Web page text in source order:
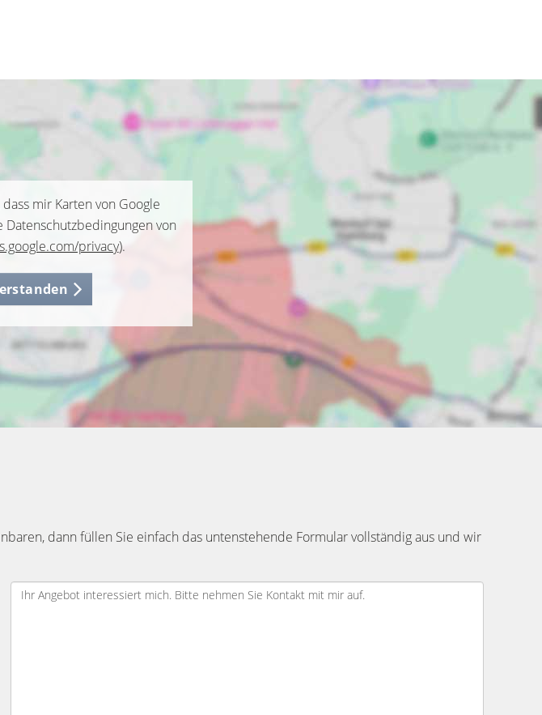
mir Karten von Google
von
privacy).
dann füllen Sie einfach das untenstehende Formular vollständig aus und wir